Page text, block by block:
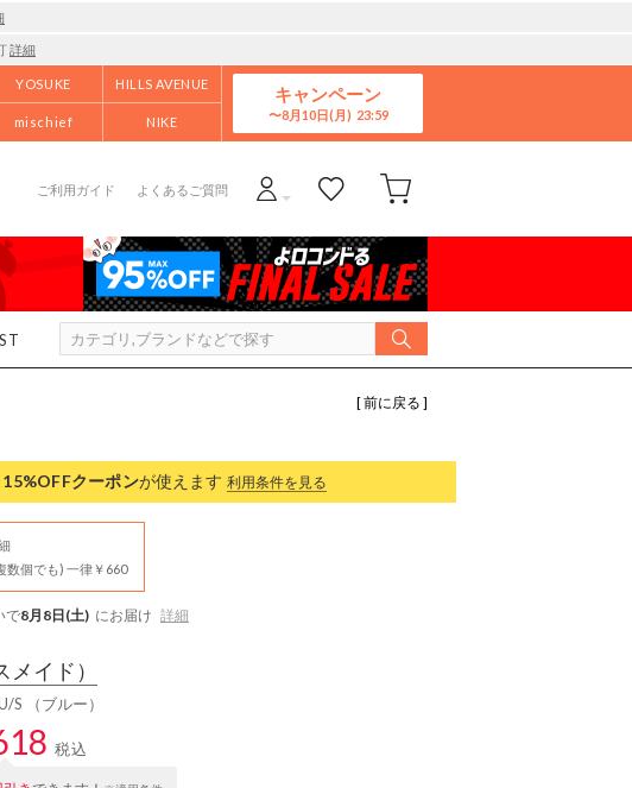
詳細
YOSUKE HILLS AVENUE
mischief NIKE
キャンペーン
8月10日(月)
ご利用ガイド よくあるご質問
[ 前に戻る ]
15%OFFクーポンが使えます 利用条件を見る
数個でも) 一律￥660
で8月8日(土) にお届け 詳細
メイド）
S （ブルー）
税込